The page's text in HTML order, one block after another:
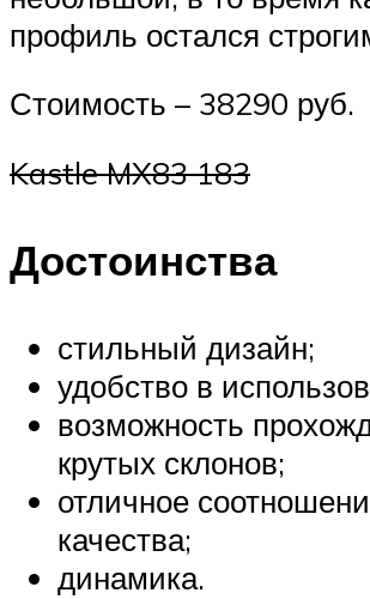
профиль остался
Стоимость – 38290 руб.
Kastle MX83 183
Достоинства
стильный дизайн;
удобство в
возможность
крутых склонов;
отличное
качества;
динамика.